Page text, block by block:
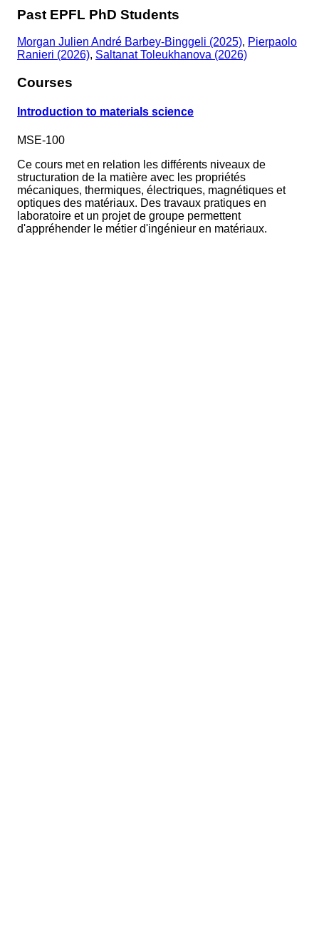
Past EPFL PhD Students
Morgan Julien André Barbey-Binggeli (2025), Pierpaolo
Ranieri (2026), Saltanat Toleukhanova (2026)
Courses
Introduction to materials science
MSE-100
Ce cours met en relation les différents niveaux de
structuration de la matière avec les propriétés
mécaniques, thermiques, électriques, magnétiques et
optiques des matériaux. Des travaux pratiques en
laboratoire et un projet de groupe permettent
d'appréhender le métier d'ingénieur en matériaux.